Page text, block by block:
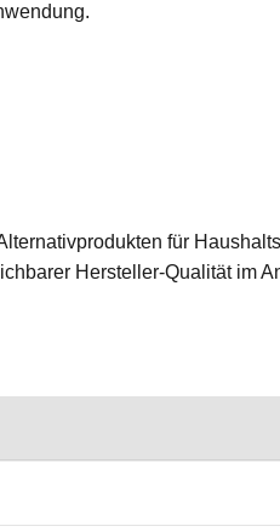
für
Hersteller-Qualität im